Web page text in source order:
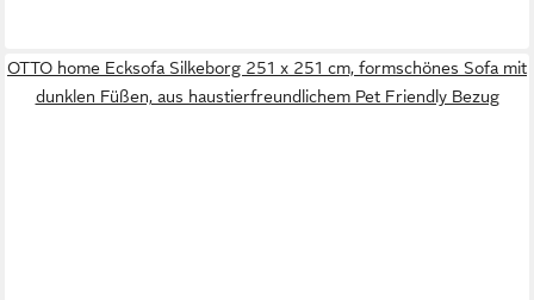
OTTO home Ecksofa Silkeborg 251 x 251 cm, formschönes Sofa mit
dunklen Füßen, aus haustierfreundlichem Pet Friendly Bezug